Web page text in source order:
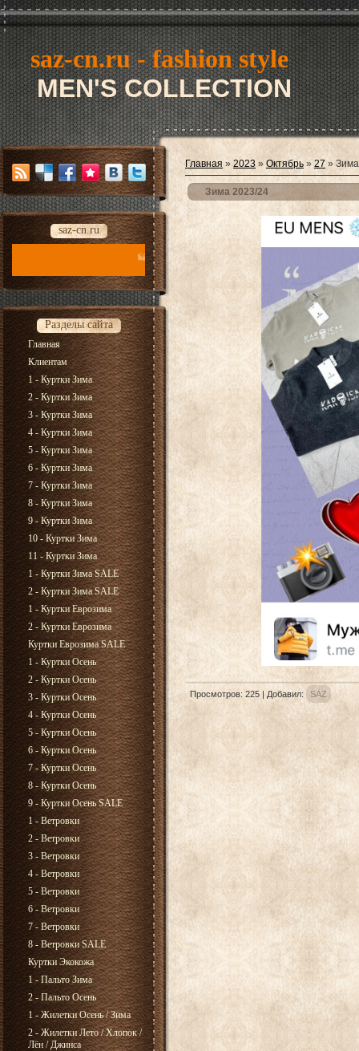
saz-cn.ru - fashion style
MEN'S COLLECTION
saz-cn.ru
saz-cn.ru - fashion style new collection 2026
Разделы сайта
Главная
Клиентам
1 - Куртки Зима
2 - Куртки Зима
3 - Куртки Зима
4 - Куртки Зима
5 - Куртки Зима
6 - Куртки Зима
7 - Куртки Зима
8 - Куртки Зима
9 - Куртки Зима
10 - Куртки Зима
11 - Куртки Зима
1 - Куртки Зима SALE
2 - Куртки Зима SALE
1 - Куртки Еврозима
2 - Куртки Еврозима
Куртки Еврозима SALE
1 - Куртки Осень
2 - Куртки Осень
3 - Куртки Осень
4 - Куртки Осень
5 - Куртки Осень
6 - Куртки Осень
7 - Куртки Осень
8 - Куртки Осень
9 - Куртки Осень SALE
1 - Ветровки
2 - Ветровки
3 - Ветровки
4 - Ветровки
5 - Ветровки
6 - Ветровки
7 - Ветровки
8 - Ветровки SALE
Куртки Экокожа
1 - Пальто Зима
2 - Пальто Осень
1 - Жилетки Осень / Зима
2 - Жилетки Лето / Хлопок /
Лён / Джинса
Главная » 2023 » Октябрь » 27 »
Зима 2023/24
Просмотров: 225 | Добавил: SAZ